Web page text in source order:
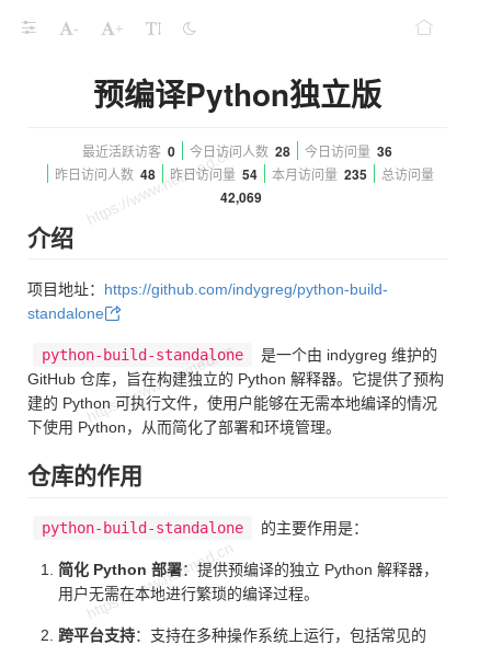
- +
预编译Python独立版
最近活跃访客 0 今日访问人数 28 今日访问量 36
昨日访问人数 48 昨日访问量 54 本月访问量 235 总访问量
42,069
介绍
项目地址： https://github.com/indygreg/python-build-
standalone
python-build-standalone
是一个由 indygreg 维护的
GitHub 仓库，旨在构建独立的 Python 解释器。它提供了预构
建的 Python 可执行文件，使用户能够在无需本地编译的情况
下使用 Python，从而简化了部署和环境管理。
仓库的作用
python-build-standalone 的主要作用是：
简化 Python 部署：提供预编译的独立 Python 解释器，
用户无需在本地进行繁琐的编译过程。
跨平台支持：支持在多种操作系统上运行，包括常见的